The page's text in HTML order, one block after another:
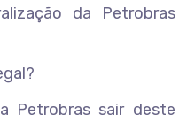
da Petrobras
Petrobras sair deste